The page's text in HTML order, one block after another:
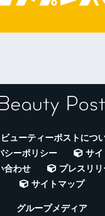
ビューティーポストにつ
シーポリシー
サイ
合わせ
プレスリ
サイトマップ
グループメディア